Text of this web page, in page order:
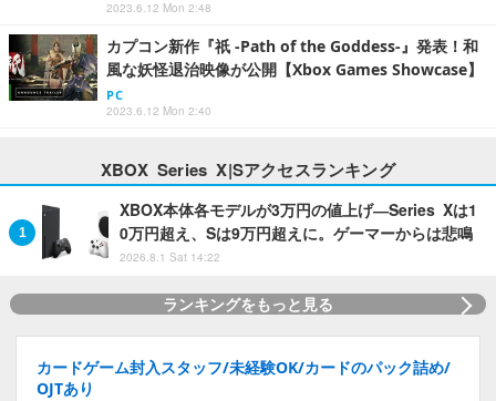
2023.6.12 Mon 2:48
カプコン新作『祇 -Path of the Goddess-』発表！和
風な妖怪退治映像が公開【Xbox Games Showcase】
PC
2023.6.12 Mon 2:40
XBOX Series X|Sアクセスランキング
XBOX本体各モデルが3万円の値上げ―Series Xは1
0万円超え、Sは9万円超えに。ゲーマーからは悲鳴
2026.8.1 Sat 14:22
ランキングをもっと見る
カードゲーム封入スタッフ/未経験OK/カードのパック詰め/
OJTあり